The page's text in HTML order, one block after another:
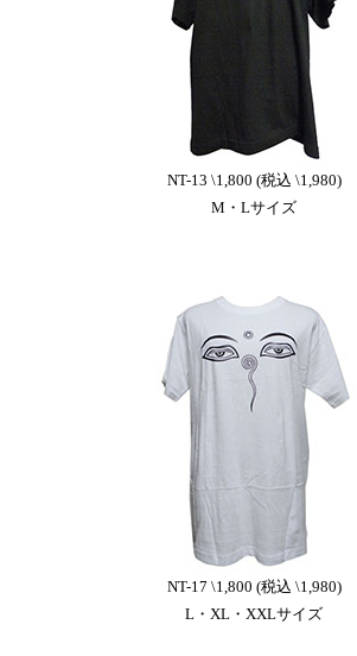
NT-13 \1,800 (税込 \1,980)
M・Lサイズ
NT-17 \1,800 (税込 \1,980)
L・XL・XXLサイズ